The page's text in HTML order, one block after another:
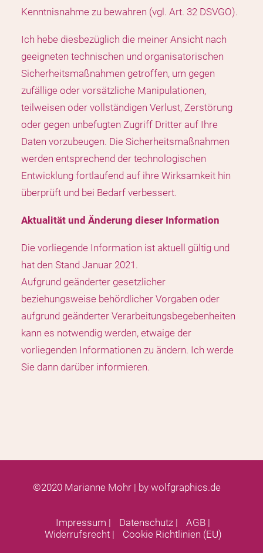
Kenntnisnahme zu bewahren (vgl. Art. 32 DSVGO).
Ich hebe diesbezüglich die meiner Ansicht nach
geeigneten technischen und organisatorischen
Sicherheitsmaßnahmen getroffen, um gegen
zufällige oder vorsätzliche Manipulationen,
teilweisen oder vollständigen Verlust, Zerstörung
oder gegen unbefugten Zugriff Dritter auf Ihre
Daten vorzubeugen. Die Sicherheitsmaßnahmen
werden entsprechend der technologischen
Entwicklung fortlaufend auf ihre Wirksamkeit hin
überprüft und bei Bedarf verbessert.
Aktualität und Änderung dieser Information
Die vorliegende Information ist aktuell gültig und
hat den Stand Januar 2021.
Aufgrund geänderter gesetzlicher
beziehungsweise behördlicher Vorgaben oder
aufgrund geänderter Verarbeitungsbegebenheiten
kann es notwendig werden, etwaige der
vorliegenden Informationen zu ändern. Ich werde
Sie dann darüber informieren.
©2020 Marianne Mohr | by wolfgraphics.de
Impressum | Datenschutz | AGB |
Widerrufsrecht| Cookie Richtlinien (EU)